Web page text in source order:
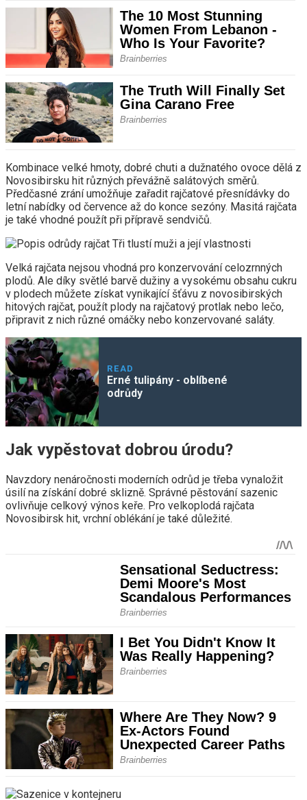
Kombinace velké hmoty, dobré chuti a dužnatého ovoce dělá z
Novosibirsku hit různých převážně salátových směrů.
Předčasné zrání umožňuje zařadit rajčatové přesnídávky do
letní nabídky od července až do konce sezóny. Masitá rajčata
je také vhodné použít při přípravě sendvičů.
Velká rajčata nejsou vhodná pro konzervování celozrnných
plodů. Ale díky světlé barvě dužiny a vysokému obsahu cukru
v plodech můžete získat vynikající šťávu z novosibirských
hitových rajčat, použít plody na rajčatový protlak nebo lečo,
připravit z nich různé omáčky nebo konzervované saláty.
READ
Erné tulipány - oblíbené
odrůdy
Jak vypěstovat dobrou úrodu?
Navzdory nenáročnosti moderních odrůd je třeba vynaložit
úsilí na získání dobré sklizně. Správné pěstování sazenic
ovlivňuje celkový výnos keře. Pro velkoplodá rajčata
Novosibirsk hit, vrchní oblékání je také důležité.